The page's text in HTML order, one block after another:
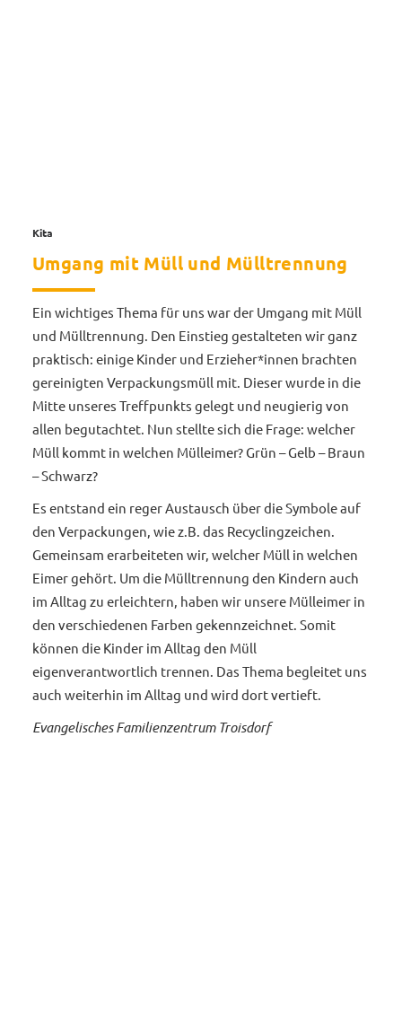
Kita
Umgang mit Müll und Mülltrennung
Ein wichtiges Thema für uns war der Umgang mit Müll
und Mülltrennung. Den Einstieg gestalteten wir ganz
praktisch: einige Kinder und Erzieher*innen brachten
gereinigten Verpackungsmüll mit. Dieser wurde in die
Mitte unseres Treffpunkts gelegt und neugierig von
allen begutachtet. Nun stellte sich die Frage: welcher
Müll kommt in welchen Mülleimer? Grün – Gelb – Braun
– Schwarz?
Es entstand ein reger Austausch über die Symbole auf
den Verpackungen, wie z.B. das Recyclingzeichen.
Gemeinsam erarbeiteten wir, welcher Müll in welchen
Eimer gehört. Um die Mülltrennung den Kindern auch
im Alltag zu erleichtern, haben wir unsere Mülleimer in
den verschiedenen Farben gekennzeichnet. Somit
können die Kinder im Alltag den Müll
eigenverantwortlich trennen. Das Thema begleitet uns
auch weiterhin im Alltag und wird dort vertieft.
Evangelisches Familienzentrum Troisdorf